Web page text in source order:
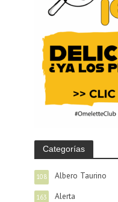
Categorías
Albero Taurino
108
Alerta
163